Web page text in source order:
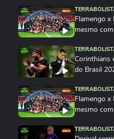
Flamengo x
mesmo
Corinthians
do Brasil
Flamengo x
mesmo